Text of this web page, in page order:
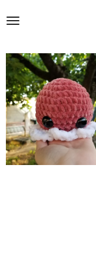
au
principal